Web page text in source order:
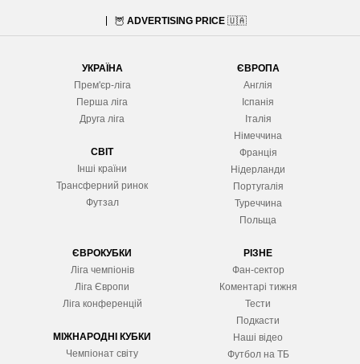
🦉 ADVERTISING PRICE 🇺🇦
УКРАЇНА
Прем'єр-ліга
Перша ліга
Друга ліга
СВІТ
Інші країни
Трансферний ринок
Футзал
ЄВРОПА
Англія
Іспанія
Італія
Німеччина
Франція
Нідерланди
Португалія
Туреччина
Польща
ЄВРОКУБКИ
Ліга чемпіонів
Ліга Європи
Ліга конференцій
МІЖНАРОДНІ КУБКИ
Чемпіонат світу
РІЗНЕ
Фан-сектор
Коментарі тижня
Тести
Подкасти
Наші відео
Футбол на ТБ